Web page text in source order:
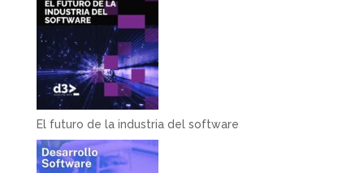
El futuro de la industria del software